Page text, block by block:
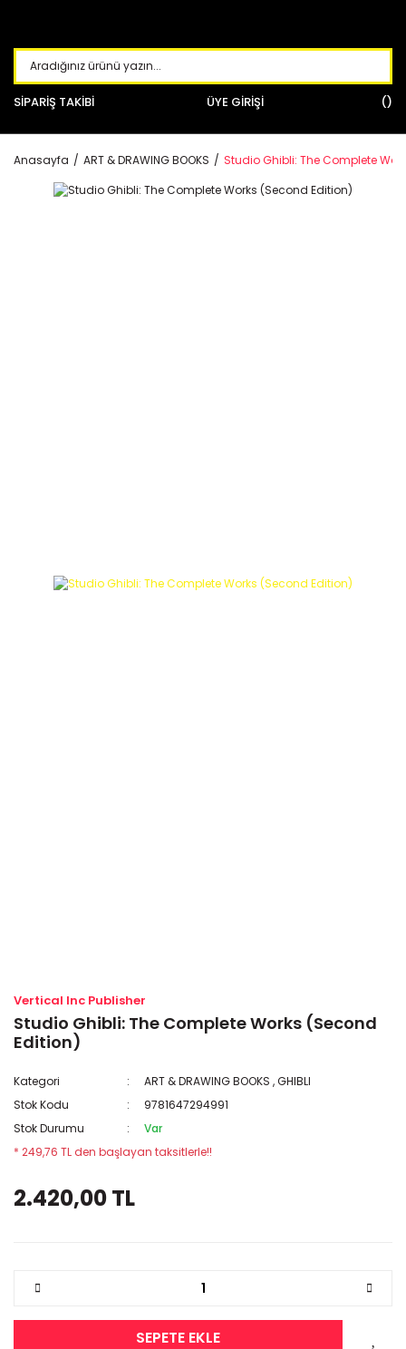
SİPARİŞ TAKİBİ ÜYE GİRİŞİ
Anasayfa ART & DRAWING BOOKS Studio Ghibli: The Complete
Vertical Inc Publisher
Studio Ghibli: The Complete Works (Second
Edition)
Kategori ART & DRAWING BOOKS ,GHIBLI
Stok Kodu
9781647294991
Stok Durumu
Var
* 249,76 TL den başlayan taksitlerle!!
2.420,00 TL
SEPETE EKLE